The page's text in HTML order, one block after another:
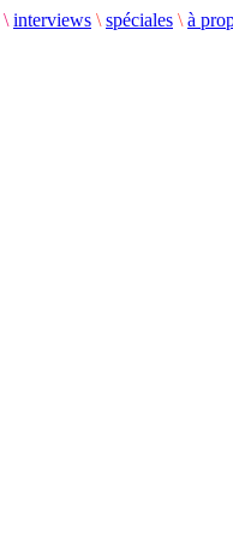
\ interviews \ spéciales \ à